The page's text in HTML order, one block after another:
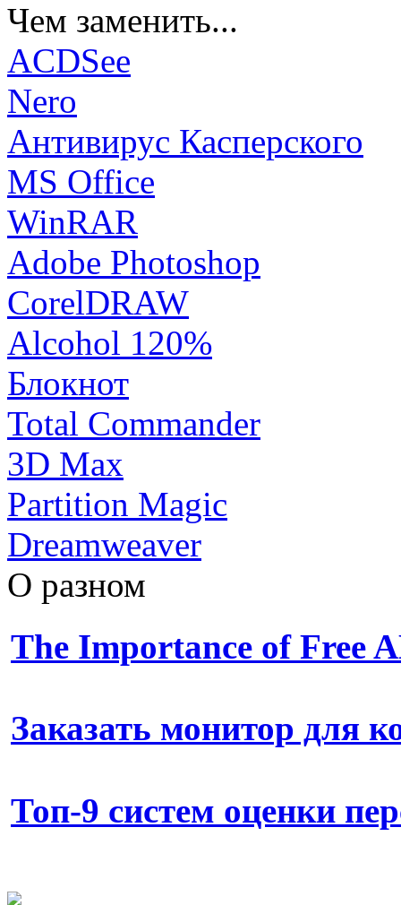
Чем заменить...
ACDSee
Nero
Антивирус Касперского
MS Office
WinRAR
Adobe Photoshop
CorelDRAW
Alcohol 120%
Блокнот
Total Commander
3D Max
Partition Magic
Dreamweaver
О разном
The Importance of Free
Заказать монитор для
Топ-9 систем оценки